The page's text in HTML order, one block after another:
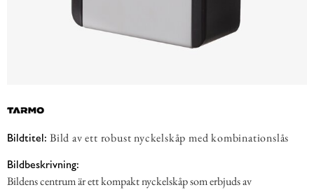
Bildtitel: Bild av ett robust nyckelskåp med kombinationslås
Bildbeskrivning:
Bildens centrum är ett kompakt nyckelskåp som erbjuds av